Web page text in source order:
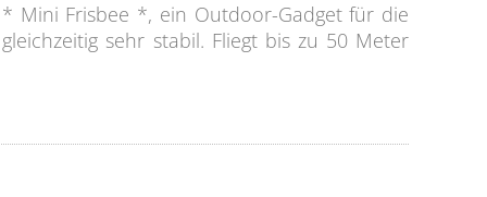
Mini Frisbee *, ein Outdoor-Gadget für die
sehr stabil. Fliegt bis zu 50 Meter